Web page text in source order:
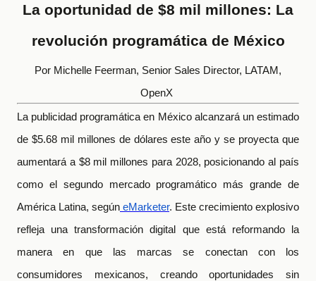
La oportunidad de $8 mil millones: La
revolución programática de México
Por Michelle Feerman, Senior Sales Director, LATAM,
OpenX
La publicidad programática en México alcanzará un estimado
de $5.68 mil millones de dólares este año y se proyecta que
aumentará a $8 mil millones para 2028, posicionando al país
como el segundo mercado programático más grande de
América Latina, según eMarketer. Este crecimiento explosivo
refleja una transformación digital que está reformando la
manera en que las marcas se conectan con los
consumidores mexicanos, creando oportunidades sin